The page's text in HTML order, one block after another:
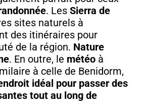
. Les Sierra de
sites naturels à
des itinéraires pour
de la région. Nature
. En outre, le météoà
à celle de Benidorm,
idéal pour passer des
tout au long de